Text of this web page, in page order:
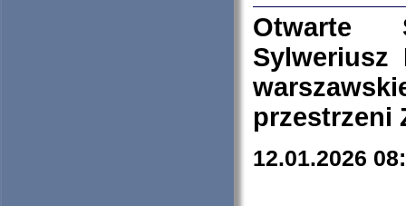
Otwarte
Sylweriusz
przestrzeni
12.01.2026